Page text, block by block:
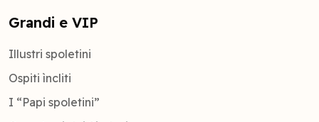
Grandi e VIP
Illustri spoletini
Ospiti ìncliti
I “Papi spoletini”